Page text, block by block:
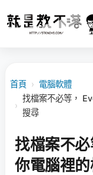
首頁 › 電腦軟體
›
找檔案不必等，
搜尋
找檔案不
你電腦裡